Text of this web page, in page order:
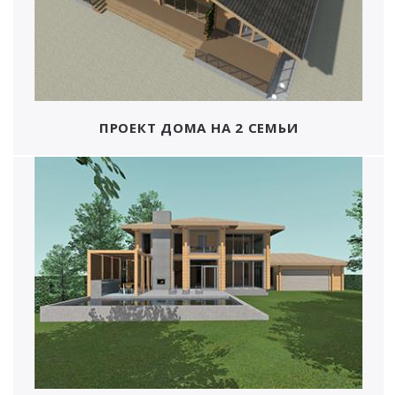
ПРОЕКТ ДОМА НА 2 СЕМЬИ